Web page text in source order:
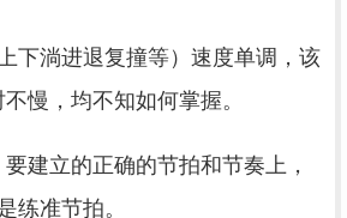
下淌进退复撞等）速度单调，该
慢，均不知如何掌握。
建立的正确的节拍和节奏上，
练准节拍。